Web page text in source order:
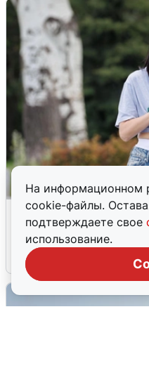
На информационном
cookie-файлы.
подтверждаете свое
использование.
Волгоградцы
мобильного
6 августа